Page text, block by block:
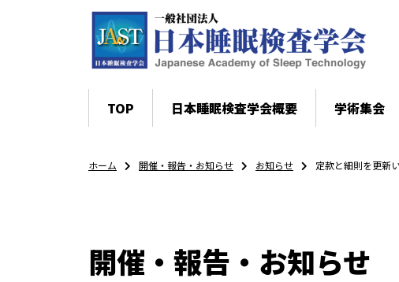
TOP 日本睡眠検査学会概要 学術集会
ホーム 開催・報告・お知らせ お知らせ 定款と細則を更新
開催・報告・お知らせ